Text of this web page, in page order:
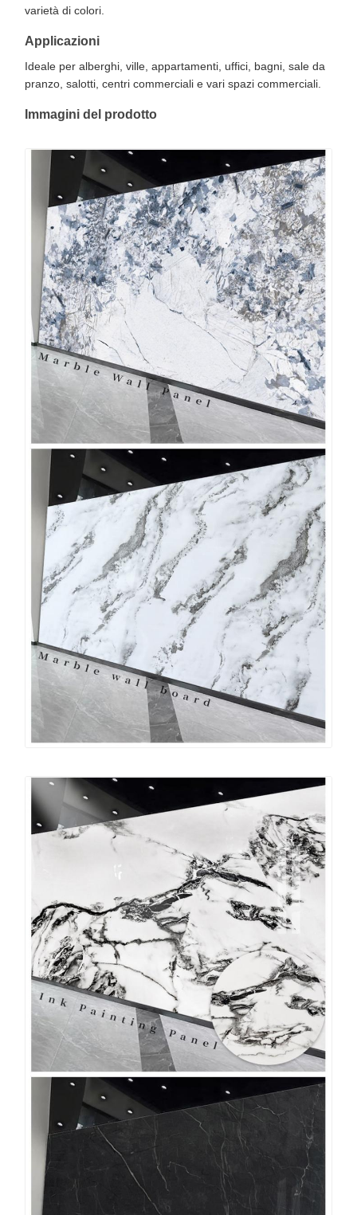
varietà di colori.
Applicazioni
Ideale per alberghi, ville, appartamenti, uffici, bagni, sale da
pranzo, salotti, centri commerciali e vari spazi commerciali.
Immagini del prodotto